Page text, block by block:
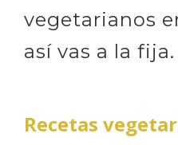
vegetarianos
así vas a la fija.
Recetas